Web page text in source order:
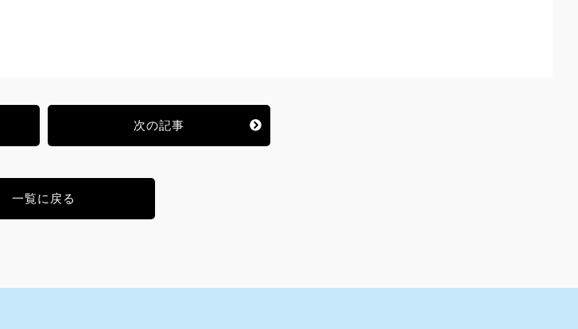
次の記事
一覧に戻る